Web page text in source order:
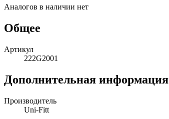
Аналогов в наличии нет
Общее
Артикул
222G2001
Дополнительная информация
Производитель
Uni-Fitt